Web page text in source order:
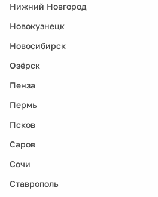
Нижний Новгород
Новокузнецк
Новосибирск
Озёрск
Пенза
Пермь
Псков
Саров
Сочи
Ставрополь